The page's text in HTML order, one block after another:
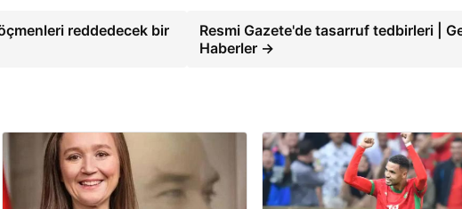
reddedecek bir
Resmi Gazete'de tasarruf tedbirleri |
Haberler →